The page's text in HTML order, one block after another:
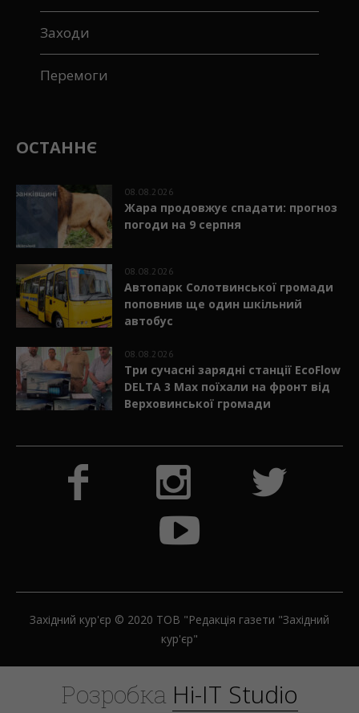
Заходи
Перемоги
ОСТАННЄ
08.08.2026
Жара продовжує спадати: прогноз
погоди на 9 серпня
08.08.2026
Автопарк Солотвинської громади
поповнив ще один шкільний
автобус
08.08.2026
Три сучасні зарядні станції EcoFlow
DELTA 3 Max поїхали на фронт від
Верховинської громади
Західний кур'єр © 2020 ТОВ "Редакція газети "Західний
кур'єр"
Розробка Hi-IT Studio